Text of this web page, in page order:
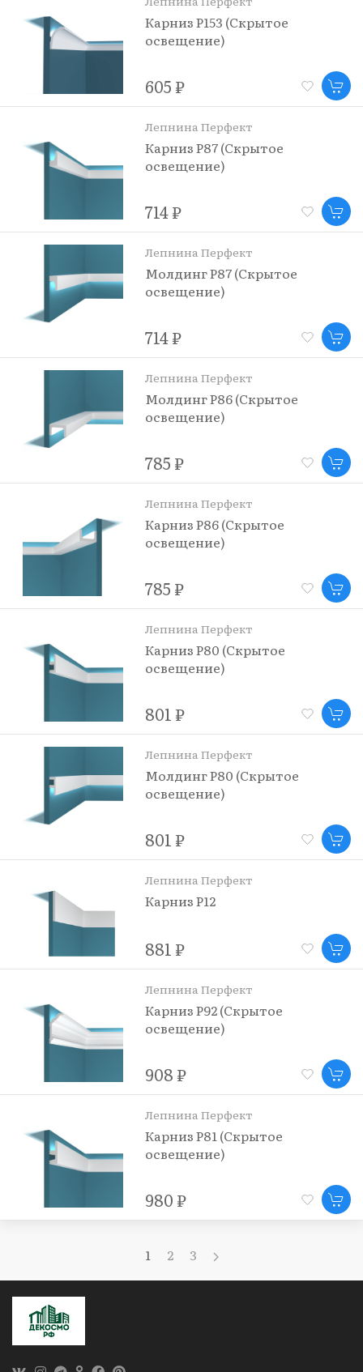
Карниз P153 (Скрытое
освещение)
605 ₽
Лепнина Перфект
Карниз P87 (Скрытое
освещение)
714 ₽
Лепнина Перфект
Молдинг P87 (Скрытое
освещение)
714 ₽
Лепнина Перфект
Молдинг P86 (Скрытое
освещение)
785 ₽
Лепнина Перфект
Карниз P86 (Скрытое
освещение)
785 ₽
Лепнина Перфект
Карниз P80 (Скрытое
освещение)
801 ₽
Лепнина Перфект
Молдинг P80 (Скрытое
освещение)
801 ₽
Лепнина Перфект
Карниз P12
881 ₽
Лепнина Перфект
Карниз P92 (Скрытое
освещение)
908 ₽
Лепнина Перфект
Карниз P81 (Скрытое
освещение)
980 ₽
1 2 3